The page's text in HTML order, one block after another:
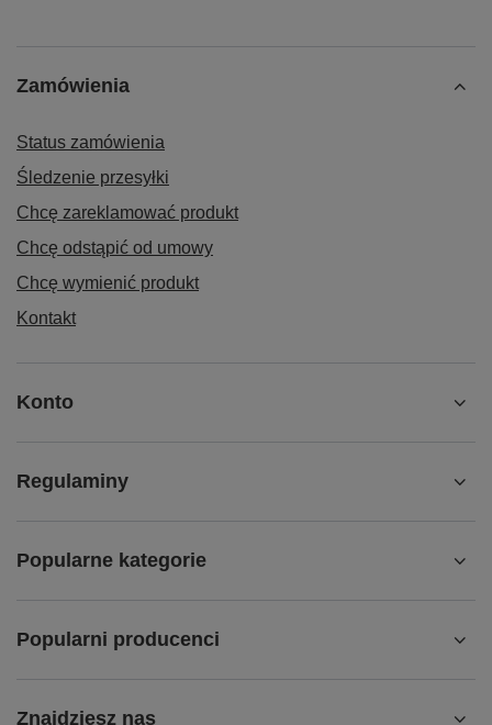
Zamówienia
Status zamówienia
Śledzenie przesyłki
Chcę zareklamować produkt
Chcę odstąpić od umowy
Chcę wymienić produkt
Kontakt
Konto
Regulaminy
Popularne kategorie
Popularni producenci
Znajdziesz nas